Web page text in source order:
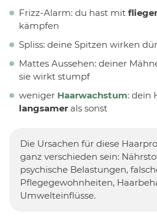
Frizz-Alarm: du hast mit
kämpfen
Spliss: deine Spitzen wirken
Mattes Aussehen: deiner
sie wirkt stumpf
weniger Haarwachstum: dein
langsamer als sonst
Die Ursachen für diese
ganz verschieden sein:
psychische Belastungen,
Pflegegewohnheiten,
Umwelteinflüsse.